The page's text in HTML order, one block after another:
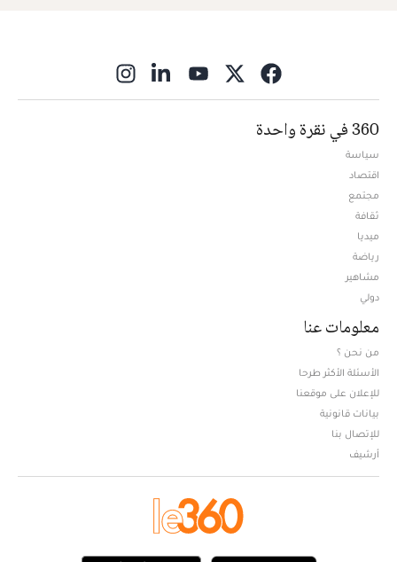
360 في نقرة واحدة
سياسة
اقتصاد
مجتمع
ثقافة
ميديا
رياضة
مشاهير
دولي
معلومات عنا
من نحن ؟
الأسئلة الأكثر طرحا
للإعلان على موقعنا
بيانات قانونية
للإتصال بنا
أرشيف